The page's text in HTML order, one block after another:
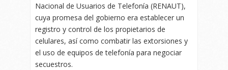
Nacional de Usuarios de Telefonía (RENAUT),
cuya promesa del gobierno era establecer un
registro y control de los propietarios de
celulares, así como combatir las extorsiones y
el uso de equipos de telefonía para negociar
secuestros.